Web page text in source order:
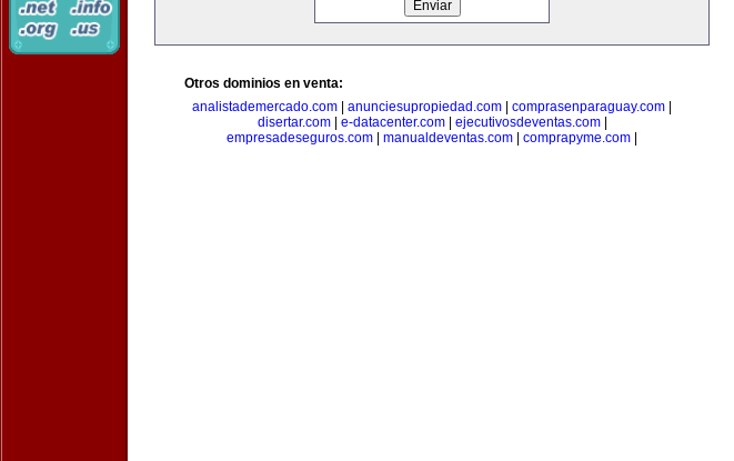
Otros dominios en venta:
analistademercado.com
anunciesupropiedad.com comprasenparaguay.com
disertar.com| e-datacenter.com| ejecutivosdeventas.com|
empresadeseguros.com
manualdeventas.com comprapyme.com